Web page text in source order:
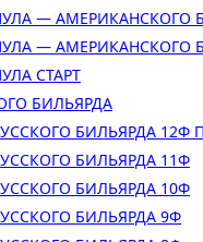
— АМЕРИКАНСКОГО
— АМЕРИКАНСКОГО
СТАРТ
БИЛЬЯРДА
БИЛЬЯРДА 12Ф
БИЛЬЯРДА 11Ф
БИЛЬЯРДА 10Ф
БИЛЬЯРДА 9Ф